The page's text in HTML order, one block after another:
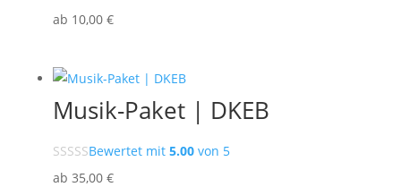
ab 10,00 €
Musik-Paket | DKEB
Bewertet mit 5.00von 5
ab 35,00 €